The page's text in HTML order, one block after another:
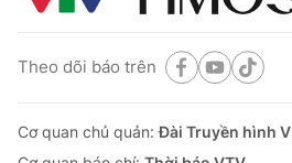
Theo dõi báo trên
Cơ quan chủ quản:Đài Truyền hình